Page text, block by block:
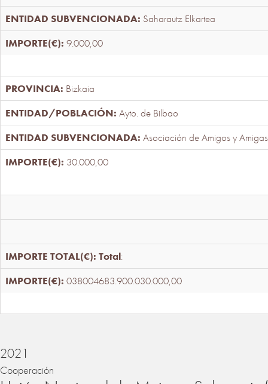
Saharautz Elkartea
9.000,00
Bizkaia
Ayto. de Bilbao
Asociación de Amigos y
30.000,00
Total:
038004683.900.030.000,00
2021
Cooperación